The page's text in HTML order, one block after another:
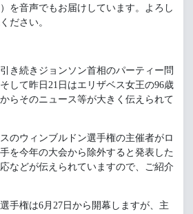
を音声でもお届けしています。よろし
ださい。
き続きジョンソン首相のパーティー問
して昨日21日はエリザベス女王の96歳
らそのニュース等が大きく伝えられて
のウィンブルドン選手権の主催者がロ
を今年の大会から除外すると発表した
などが伝えられていますので、ご紹介
手権は6月27日から開幕しますが、主